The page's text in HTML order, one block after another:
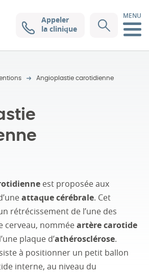
Appeler
la clinique
MENU
Angioplastie carotidienne
est proposée aux
attaque cérébrale. Cet
rétrécissement de l’une des
cerveau, nomméeartère carotide
plaque d’athérosclérose.
à positionner un petit ballon
interne, au niveau du